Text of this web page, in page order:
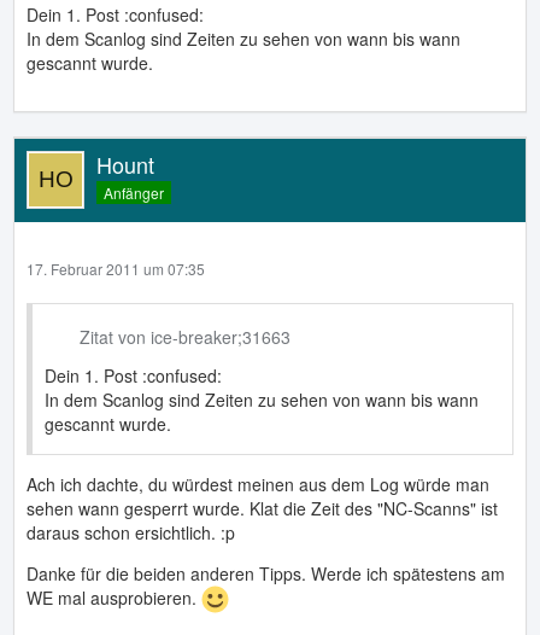
Dein 1. Post :confused:
In dem Scanlog sind Zeiten zu sehen von wann bis wann
gescannt wurde.
Hount
Anfänger
17. Februar 2011 um 07:35
Zitat von ice-breaker;31663
Dein 1. Post :confused:
In dem Scanlog sind Zeiten zu sehen von wann bis wann
gescannt wurde.
Ach ich dachte, du würdest meinen aus dem Log würde man
sehen wann gesperrt wurde. Klat die Zeit des "NC-Scanns" ist
daraus schon ersichtlich. :p
Danke für die beiden anderen Tipps. Werde ich spätestens am
WE mal ausprobieren.